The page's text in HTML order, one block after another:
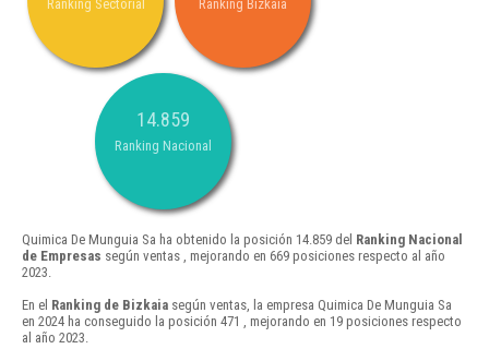
Ranking Sectorial Ranking Bizkaia
14.859
Ranking Nacional
Quimica De Munguia Sa ha obtenido la posición 14.859 del Ranking Nacional
de Empresas según ventas , mejorando en 669 posiciones respecto al año
2023.
En el Ranking de Bizkaia según ventas, la empresa Quimica De Munguia Sa
en 2024 ha conseguido la posición 471 , mejorando en 19 posiciones respecto
al año 2023.